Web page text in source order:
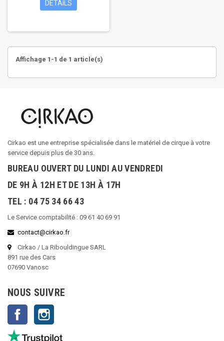
DÉTAILS
Affichage 1-1 de 1 article(s)
Cirkao est une entreprise spécialisée dans le matériel de cirque à votre
service depuis plus de 30 ans.
BUREAU OUVERT DU LUNDI AU VENDREDI
DE 9H À 12H ET DE 13H À 17H
TEL : 04 75 34 66 43
Le Service comptabilité : 09 61 40 69 91
contact@cirkao.fr
Cirkao / La Ribouldingue SARL
891 rue des Cars
07690 Vanosc
NOUS SUIVRE
Facebook